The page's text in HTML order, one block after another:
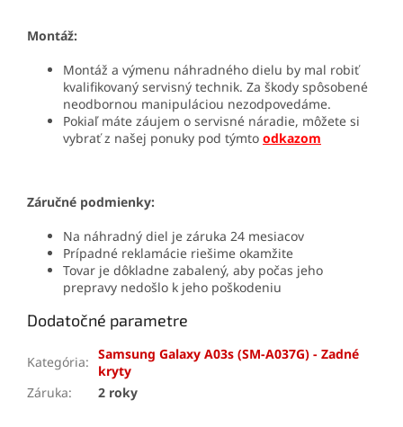
Montáž:
Montáž a výmenu náhradného dielu by mal robiť
kvalifikovaný servisný technik. Za škody spôsobené
neodbornou manipuláciou nezodpovedáme.
Pokiaľ máte záujem o servisné náradie, môžete si
vybrať z našej ponuky pod týmto odkazom
Záručné podmienky:
Na náhradný diel je záruka 24 mesiacov
Prípadné reklamácie riešime okamžite
Tovar je dôkladne zabalený, aby počas jeho
prepravy nedošlo k jeho poškodeniu
Dodatočné parametre
Kategória: Samsung Galaxy A03s (SM-A037G) - Zadné
kryty
Záruka: 2 roky